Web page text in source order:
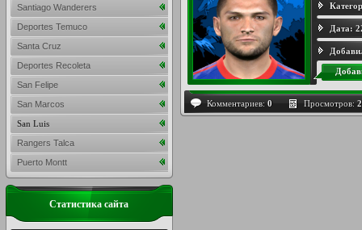
Дата:
Комментариев: 0 Просмотров:
Santiago Wanderers
Deportes Temuco
Santa Cruz
Deportes Recoleta
San Felipe
San Marcos
San Luis
Rangers Talca
Puerto Montt
Статистика сайта